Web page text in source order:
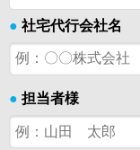
● 社宅代行会社名
● 担当者様